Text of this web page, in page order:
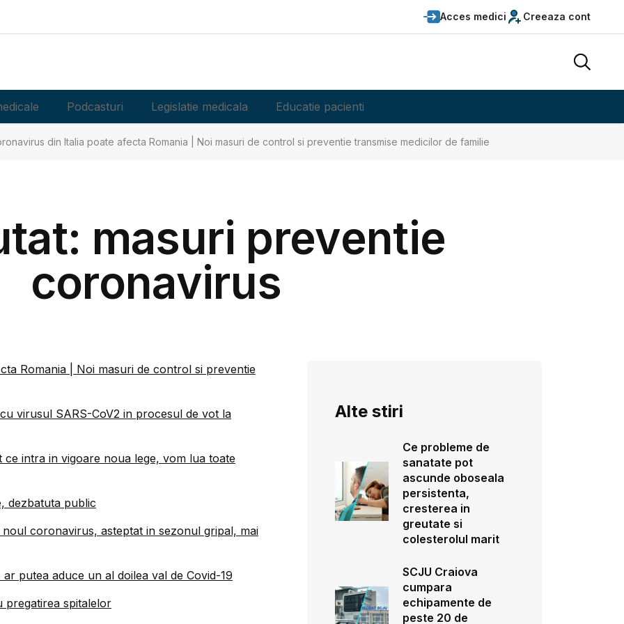
Acces medici Creeaza cont
Podcasturi Legislatie medicala Educatie pacienti
din Italia poate afecta Romania | Noi masuri de control si preventie transmise medicilor de familie
masuri preventie
coronavirus
Romania | Noi masuri de control si preventie
virusul SARS-CoV2 in procesul de vot la
ce intra in vigoare noua lege, vom lua toate
dezbatuta public
coronavirus, asteptat in sezonul gripal, mai
putea aduce un al doilea val de Covid-19
spitalelor
Alte stiri
Ce probleme de
sanatate pot
ascunde oboseala
persistenta,
cresterea in
greutate si
colesterolul marit
SCJU Craiova
cumpara
echipamente de
peste 20 de